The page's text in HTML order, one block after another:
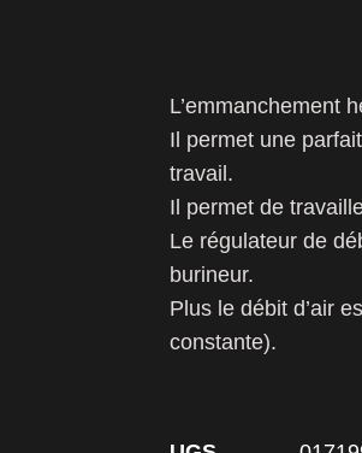
L’emmanchement
Il permet une
travail.
Il permet de
Le régulateur de
burineur.
Plus le débit d’air
constante).